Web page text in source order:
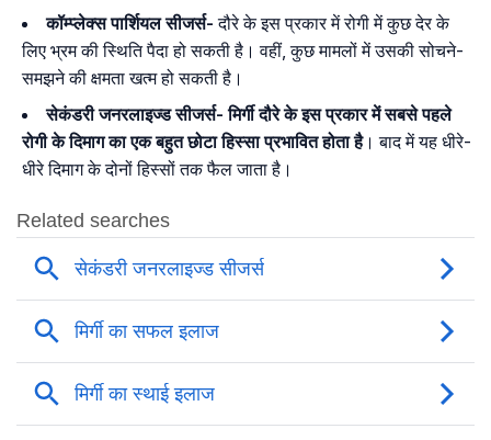
कॉम्प्लेक्स पार्शियल सीजर्स- दौरे के इस प्रकार में रोगी में कुछ देर के
लिए भ्रम की स्थिति पैदा हो सकती है। वहीं, कुछ मामलों में उसकी सोचने-
समझने की क्षमता खत्म हो सकती है।
सेकंडरीजनरलाइज्डसीजर्स- मिर्गी दौरे के इस प्रकार में सबसे पहले
रोगी के दिमाग का एक बहुत छोटा हिस्सा प्रभावित होता है। बाद में यह धीरे-
धीरे दिमाग के दोनों हिस्सों तक फैल जाता है।